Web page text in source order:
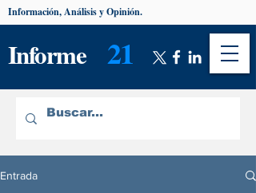
Informe 21
Información, Análisis y Opinión.
Entrada